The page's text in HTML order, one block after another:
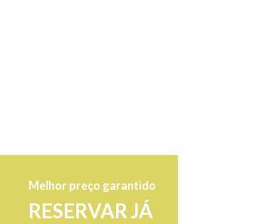
Melhor preço garantido
RESERVAR JÁ